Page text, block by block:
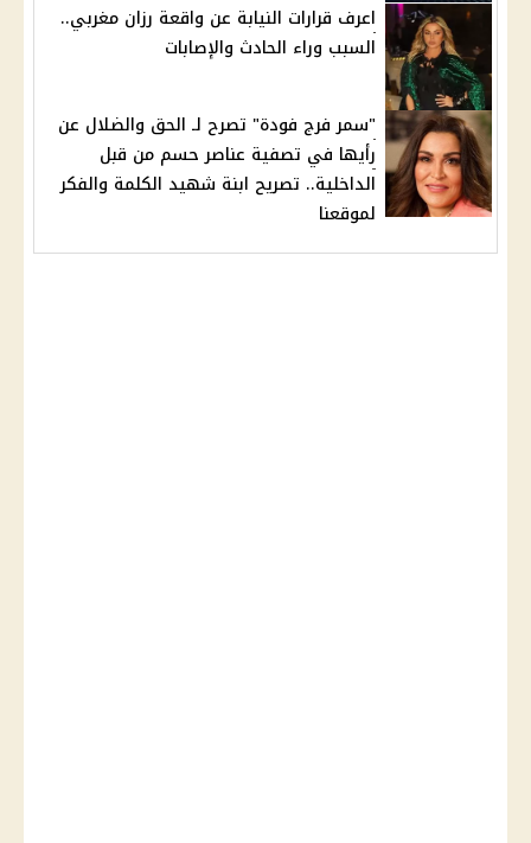
اعرف قرارات النيابة عن واقعة رزان مغربي..
السبب وراء الحادث والإصابات
"سمر فرج فودة" تصرح لـ الحق والضلال عن
رأيها في تصفية عناصر حسم من قبل
الداخلية.. تصريح ابنة شهيد الكلمة والفكر
لموقعنا